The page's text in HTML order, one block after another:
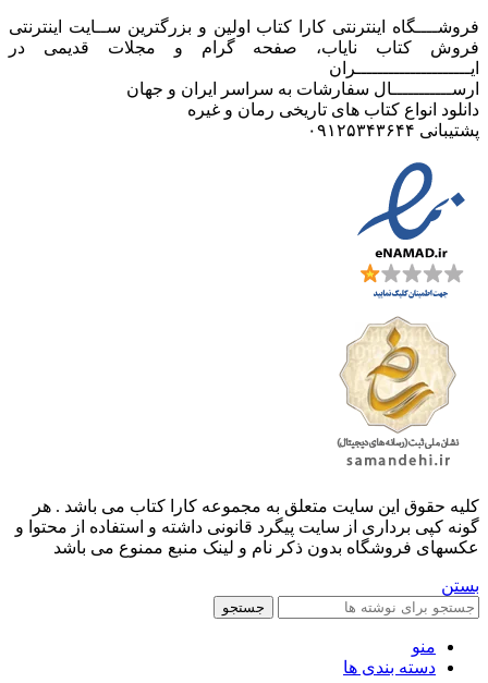
فروشــــگاه اینترنتی کارا کتاب اولین و بزرگترین ســایت اینترنتی
فروش کتاب نایاب، صفحه گرام و مجلات قدیمی در
ایـــــــــــــــــــــران
ارســـــــــــال سفارشات به سراسر ایران و جهان
دانلود انواع کتاب های تاریخی رمان و غیره
پشتیبانی ۰۹۱۲۵۳۴۳۶۴۴
کليه حقوق اين سايت متعلق به مجموعه کارا کتاب می باشد . هر
گونه کپی برداری از سایت پیگرد قانونی داشته و استفاده از محتوا و
عکسهای فروشگاه بدون ذکر نام و لینک منبع ممنوع می باشد
بستن
جستجو
منو
دسته بندی ها